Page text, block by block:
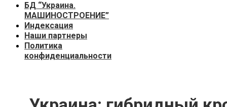
БД “Украина.
МАШИНОСТРОЕНИЕ”
Индекcация
Наши партнеры
Политика
конфиденциальности